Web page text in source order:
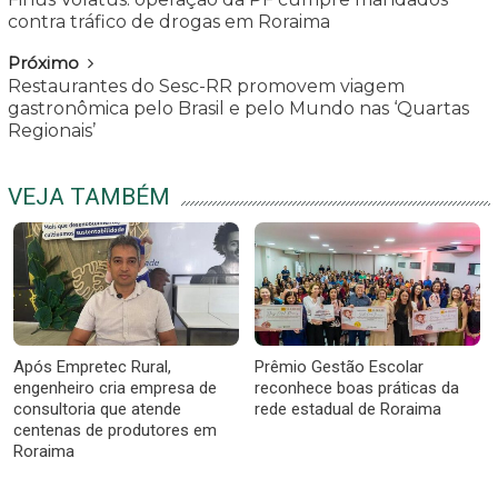
contra tráfico de drogas em Roraima
Próximo
Restaurantes do Sesc-RR promovem viagem
gastronômica pelo Brasil e pelo Mundo nas ‘Quartas
Regionais’
VEJA TAMBÉM
Após Empretec Rural,
engenheiro cria empresa de
consultoria que atende
centenas de produtores em
Roraima
Prêmio Gestão Escolar
reconhece boas práticas da
rede estadual de Roraima